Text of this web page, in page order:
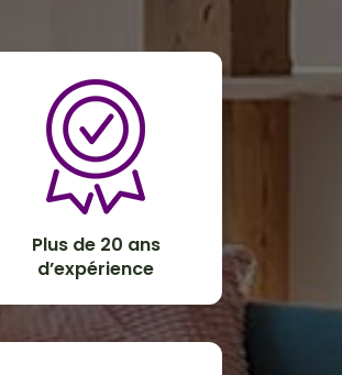
Plus de 20 ans
d’expérience